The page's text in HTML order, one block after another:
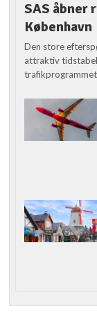
SAS åbner
København
Den store
attraktiv